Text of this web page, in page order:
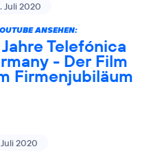
Juli 2020
ANSEHEN:
Telefónica
- Der Film
Firmenjubiläum
Juli 2020